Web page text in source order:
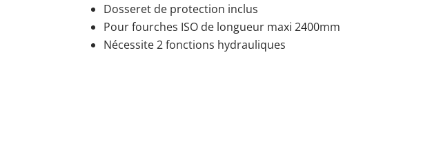
Dosseret de protection inclus
Pour fourches ISO de longueur maxi 2400mm
Nécessite 2 fonctions hydrauliques